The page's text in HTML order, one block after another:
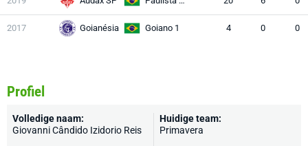
2017 Goianésia Goiano 1 4 0 0
Profiel
Volledige naam:
Giovanni Cândido Izidorio Reis
Huidige team:
Primavera